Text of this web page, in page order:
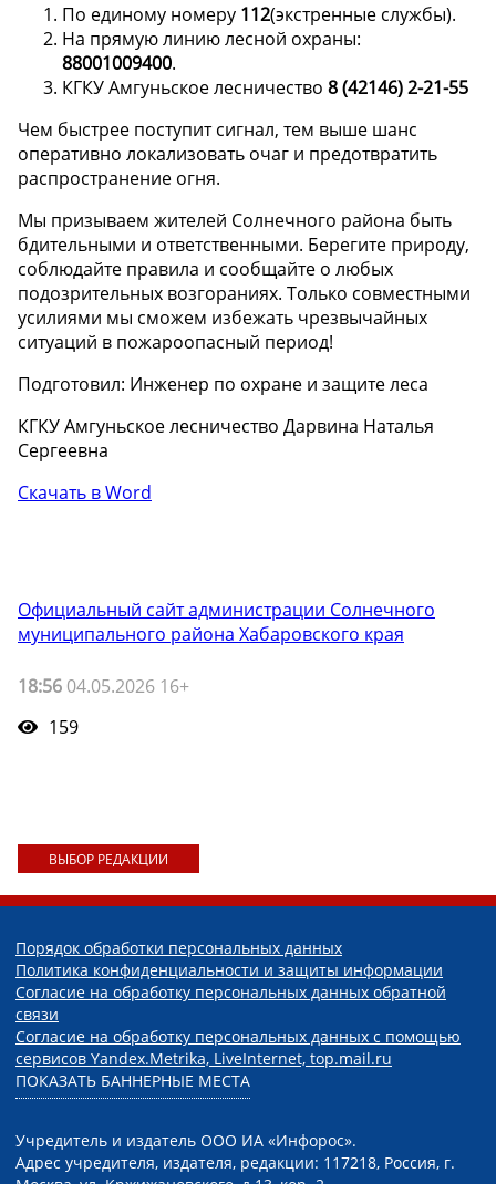
По единому номеру 112(экстренные службы).
На прямую линию лесной охраны:
88001009400.
КГКУ Амгуньское лесничество 8 (42146) 2-21-55
Чем быстрее поступит сигнал, тем выше шанс
оперативно локализовать очаг и предотвратить
распространение огня.
Мы призываем жителей Солнечного района быть
бдительными и ответственными. Берегите природу,
соблюдайте правила и сообщайте о любых
подозрительных возгораниях. Только совместными
усилиями мы сможем избежать чрезвычайных
ситуаций в пожароопасный период!
Подготовил: Инженер по охране и защите леса
КГКУ Амгуньское лесничество Дарвина Наталья
Сергеевна
Скачать в Word
Официальный сайт администрации Солнечного
муниципального района Хабаровского края
18:56 04.05.2026 16+
159
ВЫБОР РЕДАКЦИИ
Порядок обработки персональных данных
Политика конфиденциальности и защиты информации
Согласие на обработку персональных данных обратной
связи
Согласие на обработку персональных данных с помощью
сервисов Yandex.Metrika, LiveInternet, top.mail.ru
ПОКАЗАТЬ БАННЕРНЫЕ МЕСТА
Учредитель и издатель ООО ИА «Инфорос».
Адрес учредителя, издателя, редакции: 117218, Россия, г.